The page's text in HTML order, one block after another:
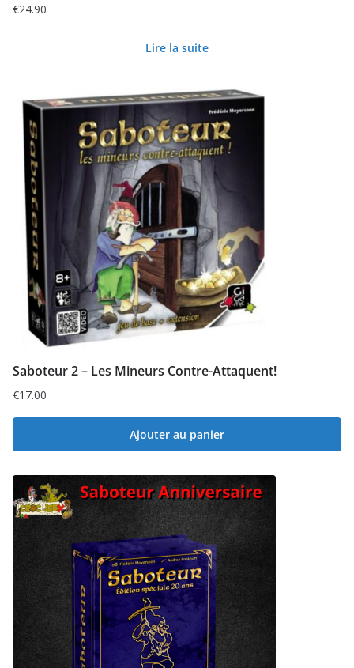
€24.90
Lire la suite
Saboteur 2 – Les Mineurs Contre-Attaquent!
€17.00
Ajouter au panier